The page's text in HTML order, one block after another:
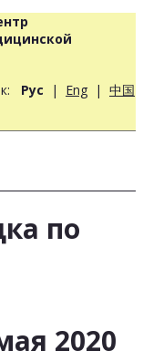
Рус | Eng | 中国
по
2020